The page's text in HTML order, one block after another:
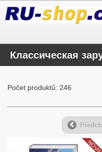
Классическая
Počet produktů: 246